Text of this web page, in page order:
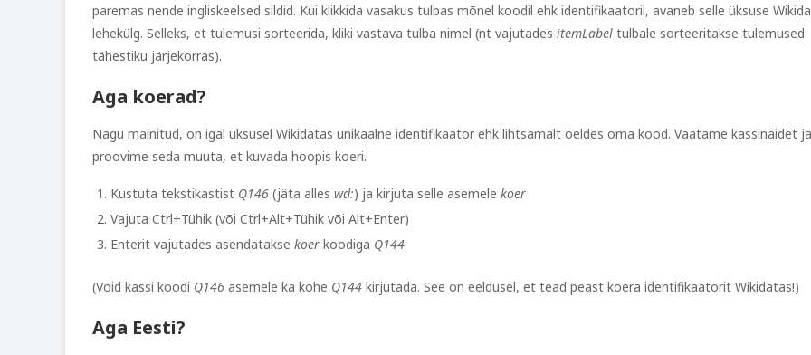
paremas nende ingliskeelsed sildid. Kui klikkida vasakus tulbas mõnel koodil ehk identifikaatoril, avaneb selle üksuse
lehekülg. Selleks, et tulemusi sorteerida, kliki vastava tulba nimel (nt vajutades itemLabel tulbale sorteeritakse tulemused
tähestiku järjekorras).
Aga koerad?
Nagu mainitud, on igal üksusel Wikidatas unikaalne identifikaator ehk lihtsamalt öeldes oma kood. Vaatame kassinäidet ja
proovime seda muuta, et kuvada hoopis koeri.
Kustuta tekstikastist Q146 (jäta alles wd:) ja kirjuta selle asemele koer
Vajuta Ctrl+Tühik (või Ctrl+Alt+Tühik või Alt+Enter)
Enterit vajutades asendatakse koer koodiga Q144
(Võid kassi koodi Q146 asemele ka kohe Q144 kirjutada. See on eeldusel, et tead peast koera identifikaatorit Wikidatas!)
Aga Eesti?